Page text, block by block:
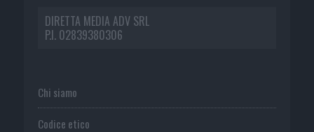
DIRETTA MEDIA ADV SRL
P.I. 02839380306
Chi siamo
Codice etico